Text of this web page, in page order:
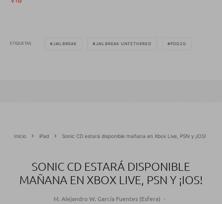
ETIQUETAS JAILBREAK JAILBREAK UNTETHERED POD2G
Inicio iPad Sonic CD estará disponible mañana en Xbox Live, PSN y ¡iOS!
SONIC CD ESTARÁ DISPONIBLE
MAÑANA EN XBOX LIVE, PSN Y ¡IOS!
M. Alejandro W. García Fuentes (Esfera) ·